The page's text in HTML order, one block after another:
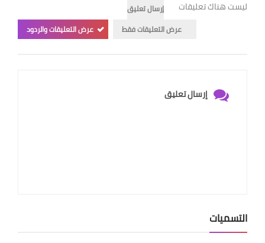
ليست هناك تعليقات
إرسال تعليق
عرض التعليقات فقط
عرض التعليقات والردود
إرسال تعليق
التسميات